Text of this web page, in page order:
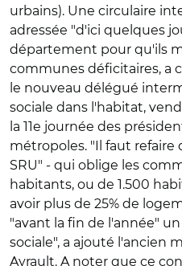
urbains). Une circulaire
adressée "d'ici quelques
département pour qu'ils
communes déficitaires, a
le nouveau délégué
sociale dans l'habitat,
la 11e journée des
métropoles. "Il faut refaire
SRU" - qui oblige les
habitants, ou de 1.500
avoir plus de 25% de
"avant la fin de l'année"
sociale", a ajouté l'ancien
Ayrault. A noter que ce